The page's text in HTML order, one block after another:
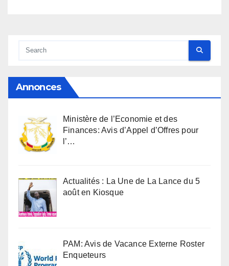
Annonces
Ministère de l’Economie et des
Finances: Avis d’Appel d’Offres pour
l’…
Actualités : La Une de La Lance du 5
août en Kiosque
PAM: Avis de Vacance Externe Roster
Enqueteurs